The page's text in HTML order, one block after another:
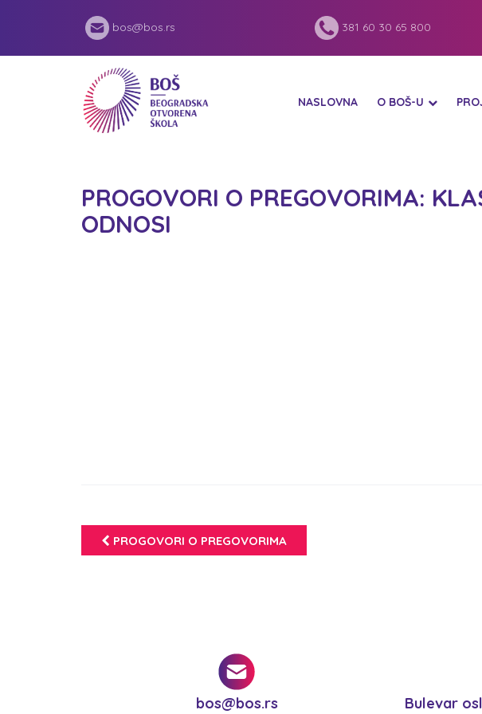
bos@bos.rs 381 60 30 65 800
NASLOVNA O BOŠ-U
PROGOVORI O PREGOVORIMA:
ODNOSI
PROGOVORI O PREGOVORIMA
bos@bos.rs Bulevar